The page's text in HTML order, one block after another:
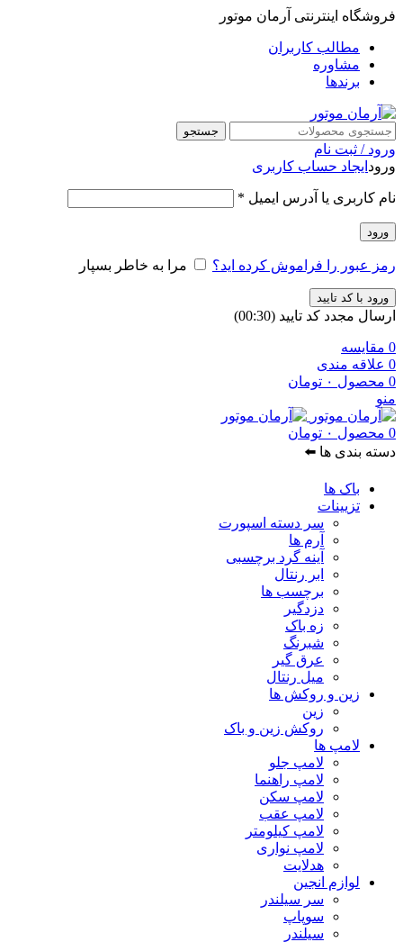
فروشگاه اینترنتی آرمان موتور
مطالب کاربران
مشاوره
برندها
جستجو
ورود / ثبت نام
ورود ایجاد حساب کاربری
نام کاربری یا آدرس ایمیل *
ورود
رمز عبور را فراموش کرده اید؟ مرا به خاطر بسپار
ورود با کد تایید
ارسال مجدد کد تایید (00:
30
)
0 مقایسه
0 علاقه مندی
0 محصول ۰ تومان
منو
0 محصول ۰ تومان
دسته بندی ها ⬅️
باک ها
تزیینات
سر دسته اسپورت
آرم ها
آینه گرد برچسبی
ابر رنتال
برچسب ها
دزدگیر
زه باک
شبرنگ
عرق گیر
میل رنتال
زین و روکش ها
زین
روکش زین و باک
لامپ ها
لامپ جلو
لامپ راهنما
لامپ سکن
لامپ عقب
لامپ کیلومتر
لامپ نواری
هدلایت
لوازم انجین
سر سیلندر
سوپاپ
سیلندر